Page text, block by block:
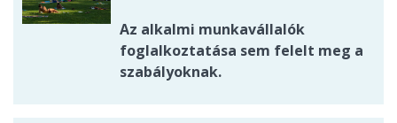
Az alkalmi munkavállalók
foglalkoztatása sem felelt meg a
szabályoknak.